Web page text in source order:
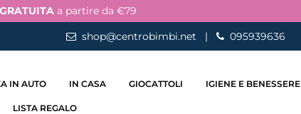
a partire da €79
shop@centrobimbi.net | 095939636
IN AUTO IN CASA GIOCATTOLI IGIENE E BENESSERE
LISTA REGALO